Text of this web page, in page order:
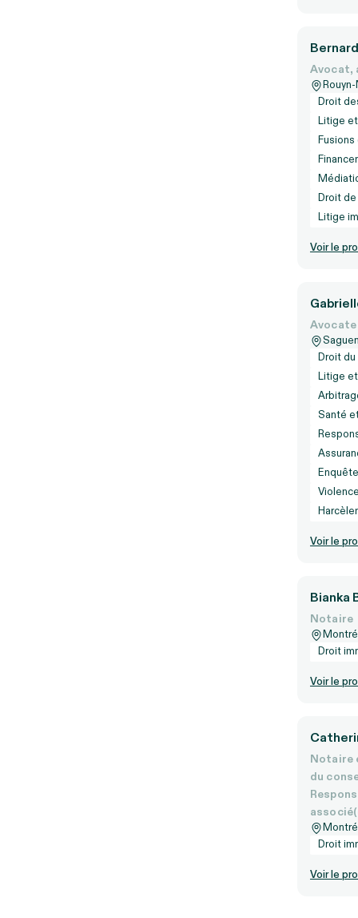
Avocat,
Droit
Litige
Droit
Litige
Voir le
Avocate
Droit du
Litige
Santé
Voir le
Bianka
Notaire
Droit
Voir le
Notaire
du
Droit
Voir le